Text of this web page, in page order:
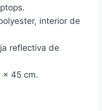
interior de
reflectiva de
x 45 cm.